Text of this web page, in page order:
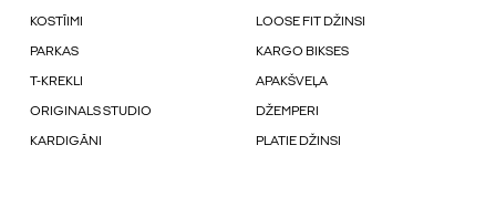
KOSTĪIMI LOOSE FIT DŽINSI
PARKAS KARGO BIKSES
T-KREKLI APAKŠVEĻA
ORIGINALS STUDIO DŽEMPERI
KARDIGĀNI PLATIE DŽINSI